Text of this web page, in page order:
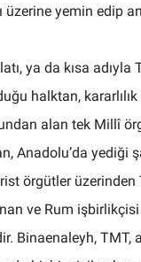
yemin edip
ya da kısa
halktan,
alan tek Millî
Anadolu’da
örgütler
ve Rum
Binaenaleyh, TMT,